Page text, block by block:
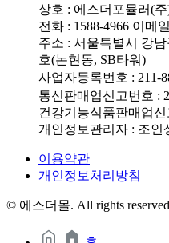
상호 : 에스더포뮬러(
전화 : 1588-4966 이메
주소 : 서울특별시 강
호(논현동, SB타워)
사업자등록번호 : 211-
통신판매업신고번호 :
건강기능식품판매업신
개인정보관리자 : 조인
이용약관
개인정보처리방침
© 에스더몰. All rights